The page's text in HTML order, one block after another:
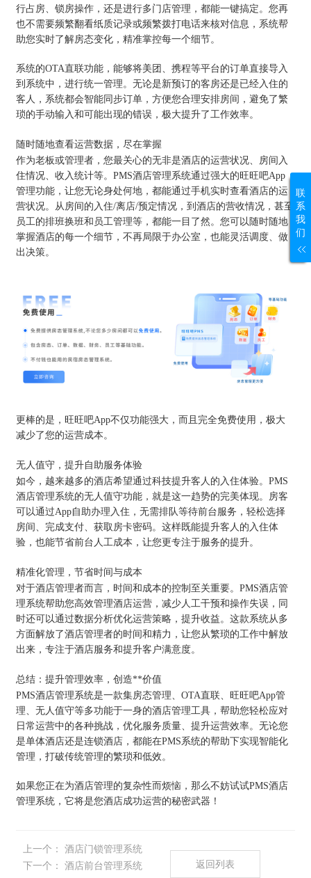
行占房、锁房操作，还是进行多门店管理，都能一键搞定。您再
也不需要频繁翻看纸质记录或频繁拨打电话来核对信息，系统帮
助您实时了解房态变化，精准掌控每一个细节。
系统的OTA直联功能，能够将美团、携程等平台的订单直接导入
到系统中，进行统一管理。无论是新预订的客房还是已经入住的
客人，系统都会智能同步订单，方便您合理安排房间，避免了繁
琐的手动输入和可能出现的错误，极大提升了工作效率。
随时随地查看运营数据，尽在掌握
作为老板或管理者，您最关心的无非是酒店的运营状况、房间入
住情况、收入统计等。PMS酒店管理系统通过强大的旺旺吧App
管理功能，让您无论身处何地，都能通过手机实时查看酒店的运
营状况。从房间的入住/离店/预定情况，到酒店的营收情况，甚至
员工的排班换班和员工管理等，都能一目了然。您可以随时随地
掌握酒店的每一个细节，不再局限于办公室，也能灵活调度、做
出决策。
更棒的是，旺旺吧App不仅功能强大，而且完全免费使用，极大
减少了您的运营成本。
无人值守，提升自助服务体验
如今，越来越多的酒店希望通过科技提升客人的入住体验。PMS
酒店管理系统的无人值守功能，就是这一趋势的完美体现。房客
可以通过App自助办理入住，无需排队等待前台服务，轻松选择
房间、完成支付、获取房卡密码。这样既能提升客人的入住体
验，也能节省前台人工成本，让您更专注于服务的提升。
精准化管理，节省时间与成本
对于酒店管理者而言，时间和成本的控制至关重要。PMS酒店管
理系统帮助您高效管理酒店运营，减少人工干预和操作失误，同
时还可以通过数据分析优化运营策略，提升收益。这款系统从多
方面解放了酒店管理者的时间和精力，让您从繁琐的工作中解放
出来，专注于酒店服务和提升客户满意度。
总结：提升管理效率，创造**价值
PMS酒店管理系统是一款集房态管理、OTA直联、旺旺吧App管
理、无人值守等多功能于一身的酒店管理工具，帮助您轻松应对
日常运营中的各种挑战，优化服务质量、提升运营效率。无论您
是单体酒店还是连锁酒店，都能在PMS系统的帮助下实现智能化
管理，打破传统管理的繁琐和低效。
如果您正在为酒店管理的复杂性而烦恼，那么不妨试试PMS酒店
管理系统，它将是您酒店成功运营的秘密武器！
上一个：
酒店门锁管理系统
下一个：
酒店前台管理系统 返回列表
联
系
我
们